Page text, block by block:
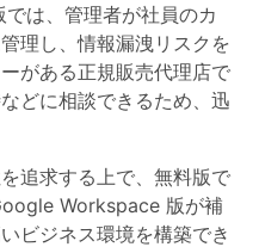
は、管理者が社員のカ
理し、情報漏洩リスクを
がある正規販売代理店で
どに相談できるため、迅
追求する上で、無料版で
Workspace 版が補
ビジネス環境を構築でき